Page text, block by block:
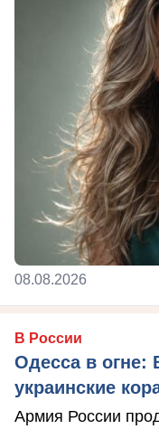
08.08.2026
В России
Одесса в
украинские
Армия России